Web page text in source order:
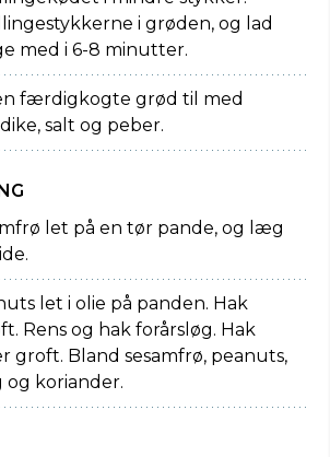
i grøden, og lad
med i 6-8 minutter.
færdigkogte grød til med
salt og peber.
let på en tør pande, og læg
let i olie på panden. Hak
Rens og hak forårsløg. Hak
groft. Bland sesamfrø, peanuts,
og koriander.